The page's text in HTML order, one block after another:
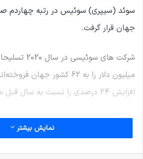
سوئد (سیپری) سوئیس در رتبه چهاردم
جهان قرار گرفت.
میلیون دلار را به 62 کشور جهان
افزایش 24 درصدی را نسبت به سال قبل میلادی نشان می دهد.
درصد از تولدی ناخالص داخلی این
نمایش بیشتر